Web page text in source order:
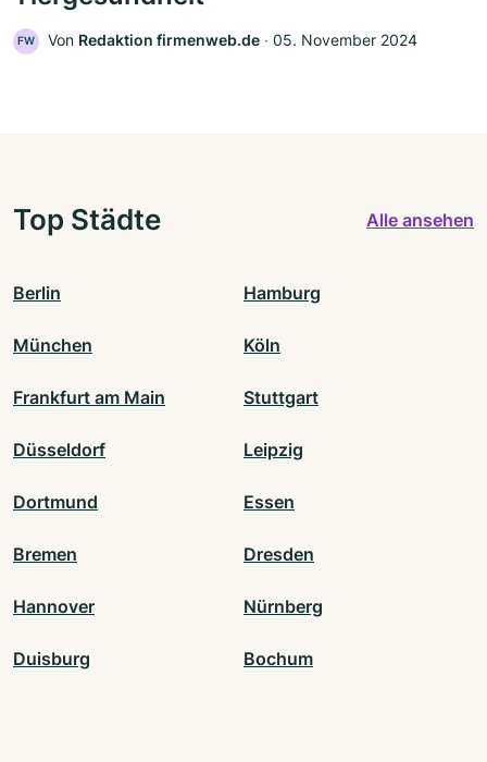
FW Von Redaktion firmenweb.de ‧ 05. November 2024
Top Städte Alle ansehen
Berlin Hamburg
München Köln
Frankfurt am Main Stuttgart
Düsseldorf Leipzig
Dortmund Essen
Bremen Dresden
Hannover Nürnberg
Duisburg Bochum